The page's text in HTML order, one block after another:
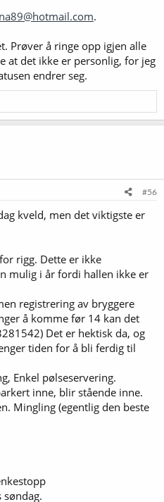
.
Prøver å ringe opp igjen alle
at det ikke er personlig, for jeg
endrer seg.
#56
kveld, men det viktigste er
rigg. Dette er ikke
mulig i år fordi hallen ikke er
registrering av bryggere
å komme før 14 kan det
Det er hektisk da, og
tiden for å bli ferdig til
Enkel pølseservering.
inne, blir stående inne.
Mingling (egentlig den beste